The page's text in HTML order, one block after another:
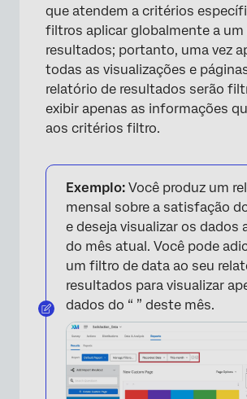
que atendem a critérios
filtros aplicar globalmente a um
resultados; portanto, uma vez
todas as visualizações e
relatório de resultados serão
exibir apenas as informações
aos critérios filtro.
Exemplo: Você produz um
mensal sobre a satisfação
e deseja visualizar os dados
do mês atual. Você pode
um filtro de data ao seu
resultados para visualizar
dados do “ ” deste mês.